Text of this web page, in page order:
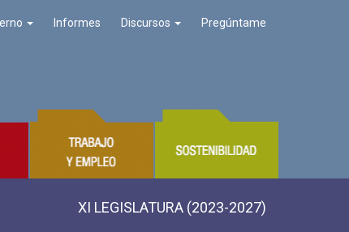
Informes Discursos Pregúntame
XI LEGISLATURA (2023-2027)